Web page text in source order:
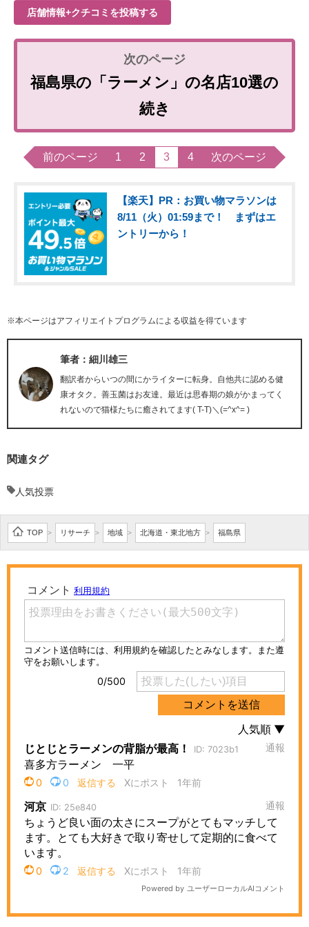
店舗情報+クチコミを投稿する
福島県の「ラーメン」の名店10選の
続き
前のページ 1 2 3 4 次のページ
【楽天】PR：お買い物マラソンは
8/11（火）01:59まで！ まずはエ
ントリーから！
※本ページはアフィリエイトプログラムによる収益を得ています
筆者：細川雄三
翻訳者からいつの間にかライターに転身。自他共に認める健
康オタク。善玉菌はお友達。最近は思春期の娘がかまってく
れないので猫様たちに癒されてます( T-T)＼(=^x^= )
関連タグ
人気投票
TOP > リサーチ > 地域 > 北海道・東北地方 > 福島県